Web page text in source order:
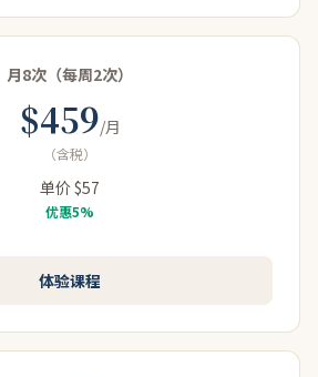
ような問題であったりとか出題の傾
て書店にもあるので、そういったテ
ら合格レベルまで上げていってもら
が通われていましたか？
ルがついているようなお家に遊びに
てびっくりしました。社会で活躍を
親を持ったお子さんが多かったで
月8次（每周2次）
$459/月
（含税）
单价 $57
优惠5%
体验课程